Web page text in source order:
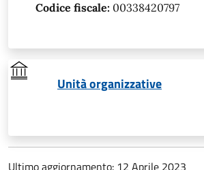
Codice fiscale: 00338420797
Unità organizzative
Ultimo aggiornamento: 12 Aprile 2023